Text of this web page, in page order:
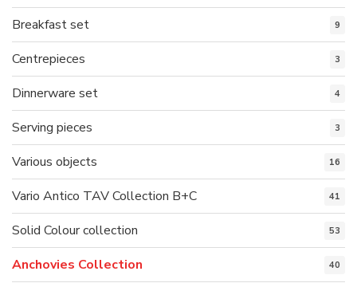
Breakfast set 9
Centrepieces 3
Dinnerware set 4
Serving pieces 3
Various objects 16
Vario Antico TAV Collection B+C 41
Solid Colour collection 53
Anchovies Collection 40